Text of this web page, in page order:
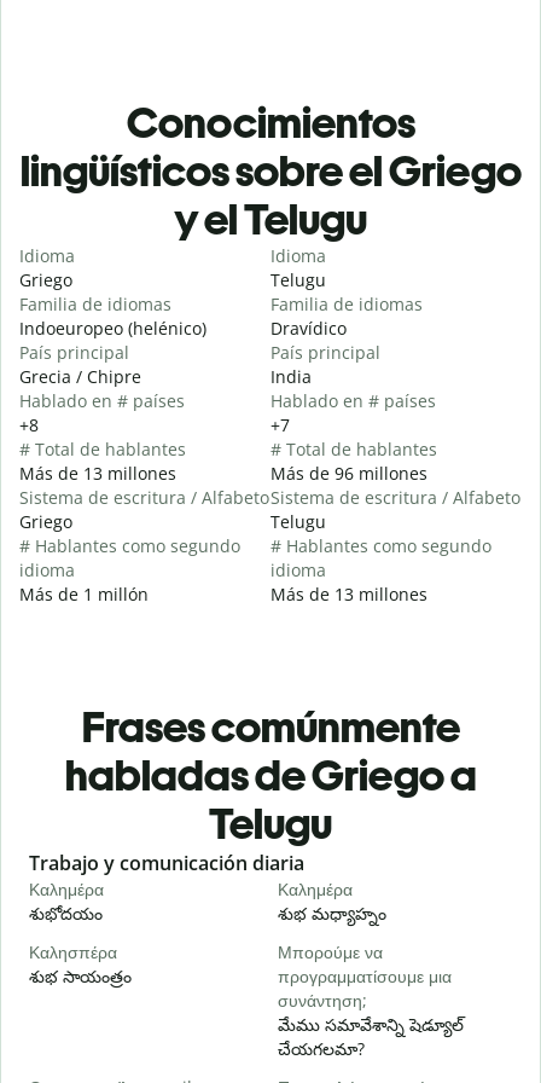
Conocimientos
lingüísticos sobre el Griego
y el Telugu
Idioma
Griego
Familia de idiomas
Indoeuropeo (helénico)
País principal
Grecia / Chipre
Hablado en # países
+8
# Total de hablantes
Más de 13 millones
Sistema de escritura / Alfabeto
Griego
# Hablantes como segundo
idioma
Más de 1 millón
Idioma
Telugu
Familia de idiomas
Dravídico
País principal
India
Hablado en # países
+7
# Total de hablantes
Más de 96 millones
Sistema de escritura / Alfabeto
Telugu
# Hablantes como segundo
idioma
Más de 13 millones
Frases comúnmente
habladas de Griego a
Telugu
Slide 1 of 6
Trabajo y comunicación diaria
Καλημέρα
శుభోదయం
Καλημέρα
శుభ మధ్యాహ్నం
Καλησπέρα
శుభ సాయంత్రం
Μπορούμε να
προγραμματίσουμε μια
συνάντηση;
మేము సమావేశాన్ని షెడ్యూల్
చేయగలమా?